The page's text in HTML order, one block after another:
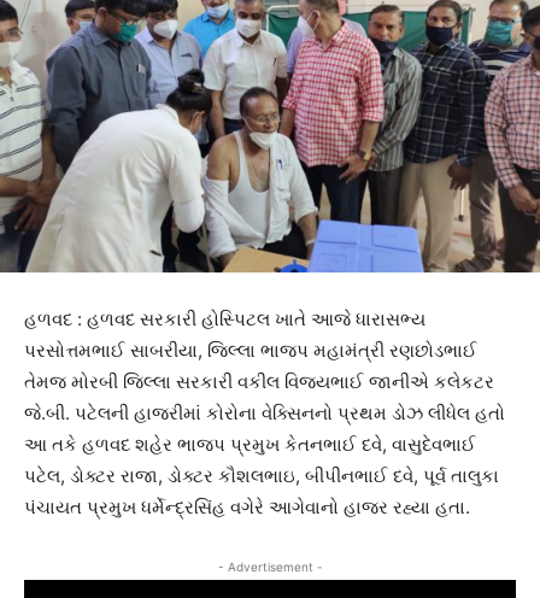
હળવદ : હળવદ સરકારી હોસ્પિટલ ખાતે આજે ધારાસભ્ય
પરસોત્તમભાઈ સાબરીયા, જિલ્લા ભાજપ મહામંત્રી રણછોડભાઈ
તેમજ મોરબી જિલ્લા સરકારી વકીલ વિજયભાઈ જાનીએ કલેકટર
જે.બી. પટેલની હાજરીમાં કોરોના વેક્સિનનો પ્રથમ ડોઝ લીધેલ હતો
આ તકે હળવદ શહેર ભાજપ પ્રમુખ કેતનભાઈ દવે, વાસુદેવભાઈ
પટેલ, ડોક્ટર રાજા, ડોક્ટર કૌશલભાઇ, બીપીનભાઈ દવે, પૂર્વ તાલુકા
પંચાયત પ્રમુખ ધર્મેન્દ્રસિંહ વગેરે આગેવાનો હાજર રહ્યા હતા.
- Advertisement -